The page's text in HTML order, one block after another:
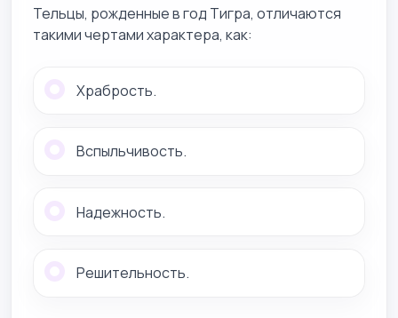
Тельцы, рожденные в год Тигра, отличаются
такими чертами характера, как:
Храбрость.
Вспыльчивость.
Надежность.
Решительность.